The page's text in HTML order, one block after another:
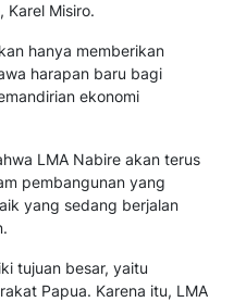
Karel Misiro.
hanya memberikan
harapan baru bagi
ekonomi
LMA Nabire akan terus
pembangunan yang
yang sedang berjalan
tujuan besar, yaitu
Papua. Karena itu, LMA